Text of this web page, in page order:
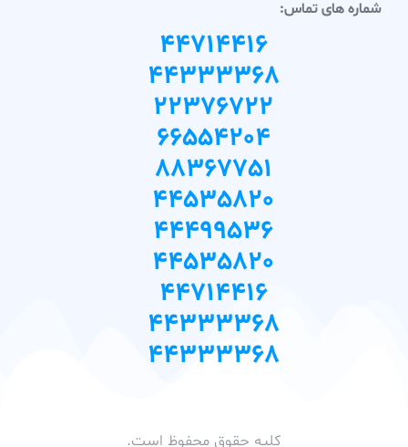
شماره های تماس:
44714416
44333368
22376722
66554204
88367751
44535820
44499536
44535820
44714416
44333368
44333368
کلیه حقوق محفوظ است.